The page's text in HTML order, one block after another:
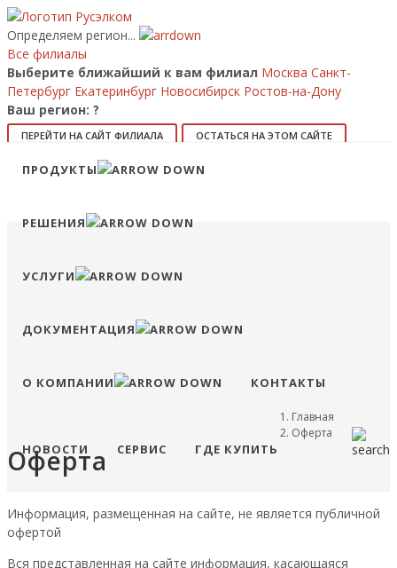
Определяем регион...
Все филиалы
Выберите ближайший к вам филиал Москва Санкт-
Петербург Екатеринбург Новосибирск Ростов-на-Дону
Ваш регион: ?
ПЕРЕЙТИ НА САЙТ ФИЛИАЛА ОСТАТЬСЯ НА ЭТОМ САЙТЕ
Позвонить
Сравнение
ПРОДУКТЫ
РЕШЕНИЯ
УСЛУГИ
ДОКУМЕНТАЦИЯ
О КОМПАНИИ КОНТАКТЫ
НОВОСТИ СЕРВИС ГДЕ КУПИТЬ
Главная
Оферта
Оферта
Информация, размещенная на сайте, не является публичной
офертой
Вся представленная на сайте информация, касающаяся